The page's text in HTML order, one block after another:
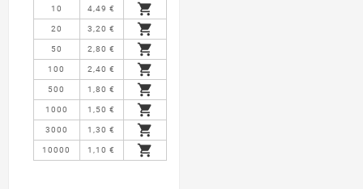
10 4,49 € 
20 3,20 € 
50 2,80 € 
100 2,40 € 
500 1,80 € 
1000 1,50 € 
3000 1,30 € 
10000 1,10 € 